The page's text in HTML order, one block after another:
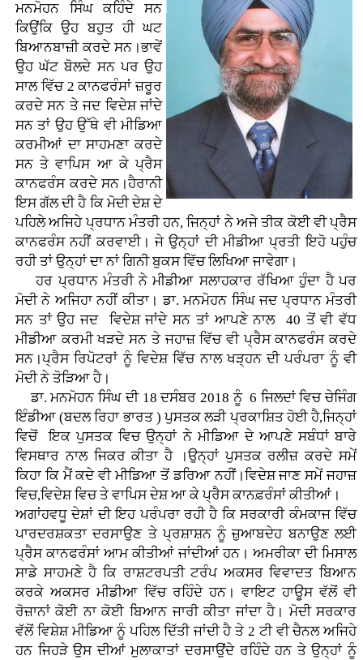
ਮਨਮੋਹਨ ਸਿੰਘ ਕਹਿੰਦੇ ਸਨ
ਕਿਉਂਕਿ ਉਹ ਬਹੁਤ ਹੀ ਘਟ
ਬਿਆਨਬਾਜ਼ੀ ਕਰਦੇ ਸਨ।ਭਾਵੇਂ
ਉਹ ਘੱਟ ਬੋਲਦੇ ਸਨ ਪਰ ਉਹ
ਸਾਲ ਵਿੱਚ 2 ਕਾਨਫਰੰਸਾਂ ਜ਼ਰੂਰ
ਕਰਦੇ ਸਨ ਤੇ ਜਦ ਵਿਦੇਸ਼ ਜਾਂਦੇ
ਸਨ ਤਾਂ ਉਹ ਉੱਥੇ ਵੀ ਮੀਡਿਆ
ਕਰਮੀਆਂ ਦਾ ਸਾਹਮਣਾ ਕਰਦੇ
ਸਨ ਤੇ ਵਾਪਿਸ ਆ ਕੇ ਪ੍ਰੈਸ
ਕਾਨਫਰੰਸ ਕਰਦੇ ਸਨ।ਹੈਰਾਨੀ
ਇਸ ਗੱਲ ਦੀ ਹੈ ਕਿ ਮੋਦੀ ਦੇਸ਼ ਦੇ
ਪਹਿਲੇ ਅਜਿਹੇ ਪ੍ਰਧਾਨ ਮੰਤਰੀ ਹਨ, ਜਿਨ੍ਹਾਂ ਨੇ ਅਜੇ ਤੀਕ ਕੋਈ ਵੀ ਪ੍ਰੈਸ
ਕਾਨਫਰੰਸ ਨਹੀਂ ਕਰਵਾਈ। ਜੇ ਉਨ੍ਹਾਂ ਦੀ ਮੀਡੀਆ ਪ੍ਰਤੀ ਇਹੋ ਪਹੁੰਚ
ਰਹੀ ਤਾਂ ਉਨ੍ਹਾਂ ਦਾ ਨਾਂ ਗਿਨੀ ਬੁਕਸ ਵਿੱਚ ਲਿਖਿਆ ਜਾਵੇਗਾ।
ਹਰ ਪ੍ਰਧਾਨ ਮੰਤਰੀ ਨੇ ਮੀਡੀਆ ਸਲਾਹਕਾਰ ਰੱਖਿਆ ਹੁੰਦਾ ਹੈ ਪਰ
ਮੋਦੀ ਨੇ ਅਜਿਹਾ ਨਹੀਂ ਕੀਤਾ। ਡਾ. ਮਨਮੋਹਨ ਸਿੰਘ ਜਦ ਪ੍ਰਧਾਨ ਮੰਤਰੀ
ਸਨ ਤਾਂ ਉਹ ਜਦ ਵਿਦੇਸ਼ ਜਾਂਦੇ ਸਨ ਤਾਂ ਆਪਣੇ ਨਾਲ 40 ਤੋਂ ਵੀ ਵੱਧ
ਮੀਡੀਆ ਕਰਮੀ ਖੜਦੇ ਸਨ ਤੇ ਜਹਾਜ਼ ਵਿੱਚ ਵੀ ਪ੍ਰੈਸ ਕਾਨਫਰੰਸ ਕਰਦੇ
ਸਨ।ਪ੍ਰੈਸ ਰਿਪੋਟਰਾਂ ਨੂੰ ਵਿਦੇਸ਼ ਵਿੱਚ ਨਾਲ ਖੜ੍ਹਨ ਦੀ ਪਰੰਪਰਾ ਨੂੰ ਵੀ
ਮੋਦੀ ਨੇ ਤੋੜਿਆ ਹੈ।
ਡਾ. ਮਨਮੋਹਨ ਸਿੰਘ ਦੀ 18 ਦਸੰਬਰ 2018 ਨੂੰ 6 ਜਿਲਦਾਂ ਵਿਚ ਚੇਜਿੰਗ
ਇੰਡੀਆ (ਬਦਲ ਰਿਹਾ ਭਾਰਤ ) ਪੁਸਤਕ ਲੜੀ ਪ੍ਰਕਾਸ਼ਿਤ ਹੋਈ ਹੈ,ਜਿਨ੍ਹਾਂ
ਵਿਚੋਂ ਇਕ ਪੁਸਤਕ ਵਿਚ ਉਨ੍ਹਾਂ ਨੇ ਮੀਡਿਆ ਦੇ ਆਪਣੇ ਸਬੰਧਾਂ ਬਾਰੇ
ਵਿਸਥਾਰ ਨਾਲ ਜਿਕਰ ਕੀਤਾ ਹੈ ।ਉਨ੍ਹਾਂ ਪੁਸਤਕ ਰਲੀਜ਼ ਕਰਦੇ ਸਮੇਂ
ਕਿਹਾ ਕਿ ਮੈਂ ਕਦੇ ਵੀ ਮੀਡਿਆ ਤੋਂ ਡਰਿਆ ਨਹੀਂ।ਵਿਦੇਸ਼ ਜਾਣ ਸਮੇਂ ਜਹਾਜ਼
ਵਿਚ,ਵਿਦੇਸ਼ ਵਿਚ ਤੇ ਵਾਪਿਸ ਦੇਸ਼ ਆ ਕੇ ਪ੍ਰੈਸ ਕਾਨਫ਼ਰੰਸਾਂ ਕੀਤੀਆਂ।
ਅਗਾਂਹਵਧੂ ਦੇਸ਼ਾਂ ਦੀ ਇਹ ਪਰੰਪਰਾ ਰਹੀ ਹੈ ਕਿ ਸਰਕਾਰੀ ਕੰਮਕਾਜ ਵਿੱਚ
ਪਾਰਦਰਸ਼ਕਤਾ ਦਰਸਾਉਣ ਤੇ ਪ੍ਰਸ਼ਾਸ਼ਨ ਨੂੰ ਜ਼ੁਆਬਦੇਹ ਬਨਾਉਣ ਲਈ
ਪ੍ਰੈਸ ਕਾਨਫਰੰਸਾਂ ਆਮ ਕੀਤੀਆਂ ਜਾਂਦੀਆਂ ਹਨ। ਅਮਰੀਕਾ ਦੀ ਮਿਸਾਲ
ਸਾਡੇ ਸਾਹਮਣੇ ਹੈ ਕਿ ਰਾਸ਼ਟਰਪਤੀ ਟਰੰਪ ਅਕਸਰ ਵਿਵਾਦਤ ਬਿਆਨ
ਕਰਕੇ ਅਕਸਰ ਮੀਡੀਆ ਵਿੱਚ ਰਹਿੰਦੇ ਹਨ। ਵਾਇਟ ਹਾਊਸ ਵੱਲੋਂ ਵੀ
ਰੋਜ਼ਾਨਾਂ ਕੋਈ ਨਾ ਕੋਈ ਬਿਆਨ ਜਾਰੀ ਕੀਤਾ ਜਾਂਦਾ ਹੈ। ਮੋਦੀ ਸਰਕਾਰ
ਵੱਲੋਂ ਵਿਸ਼ੇਸ਼ ਮੀਡਿਆ ਨੂੰ ਪਹਿਲ ਦਿੱਤੀ ਜਾਂਦੀ ਹੈ ਤੇ 2 ਟੀ ਵੀ ਚੈਨਲ ਅਜਿਹੇ
ਹਨ ਜਿਹੜੇ ਉਸ ਦੀਆਂ ਮੁਲਾਕਾਤਾਂ ਦਰਸਾਉਂਦੇ ਰਹਿੰਦੇ ਹਨ ਤੇ ਉਨ੍ਹਾਂ ਨੂੰ